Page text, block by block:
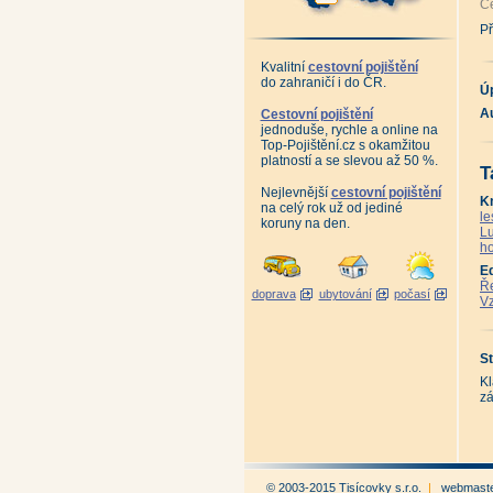
Kvalitní cestovní pojištění
do zahraničí i do ČR.
Cestovní pojištění
jednoduše, rychle a online na
Top-Pojištění.cz s okamžitou
platností a se slevou až 50 %.
Nejlevnější cestovní pojištění
na celý rok už od jediné
koruny na den.
doprava ubytování počasí
© 2003-2015 Tisícovky s.r.o. |